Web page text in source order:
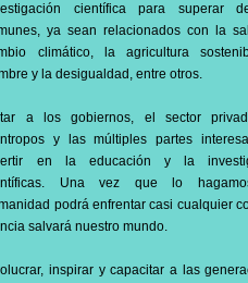
científica para superar
ya sean relacionados con la
climático, la agricultura
y la desigualdad, entre otros.
a los gobiernos, el sector
y las múltiples partes
en la educación y la
Una vez que lo
podrá enfrentar casi cualquier
salvará nuestro mundo.
inspirar y capacitar a las